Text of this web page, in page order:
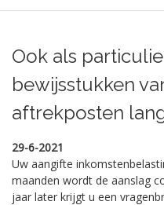
Ook als
bewijsstukken
aftrekposten
29-6-2021
Uw aangifte
maanden wordt de aanslag
jaar later krijgt u een